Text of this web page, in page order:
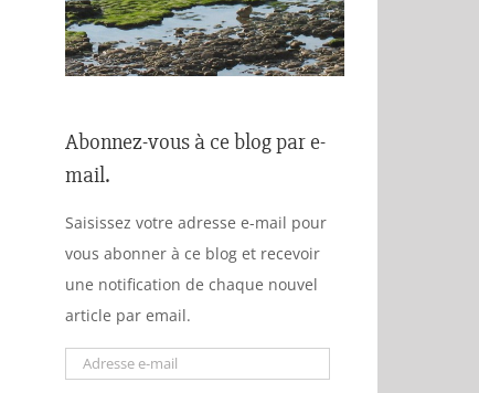
Abonnez-vous à ce blog par e-
mail.
Saisissez votre adresse e-mail pour
vous abonner à ce blog et recevoir
une notification de chaque nouvel
article par email.
Adresse